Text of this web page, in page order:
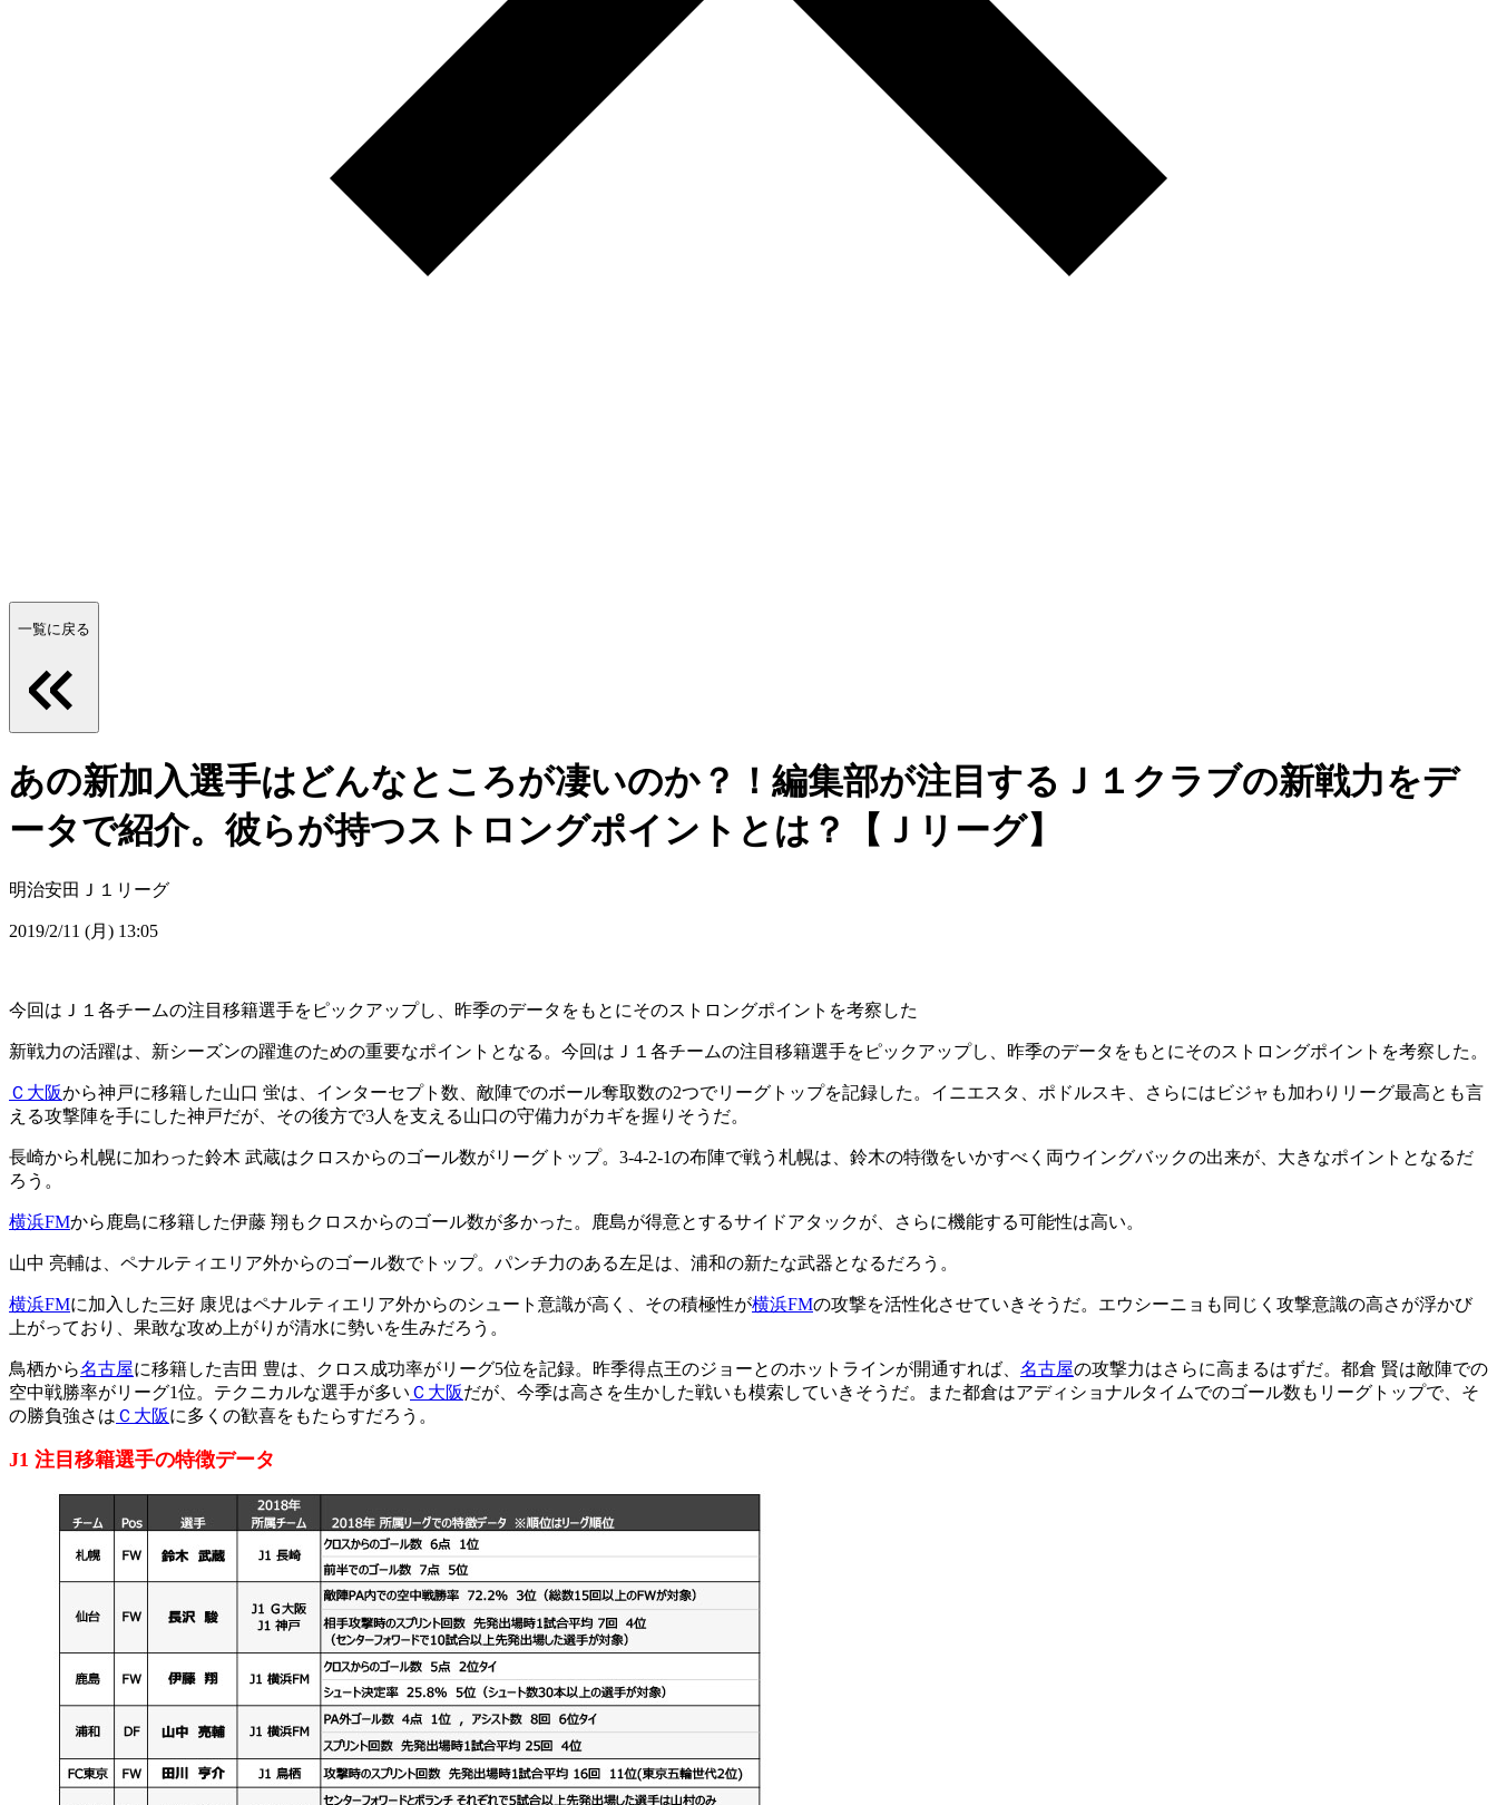
一覧に戻る
あの新加入選手はどんなところが凄いのか？！編集部が注目するＪ１クラブの新戦力をデ
ータで紹介。彼らが持つストロングポイントとは？【Ｊリーグ】
明治安田Ｊ１リーグ
2019/2/11 (月) 13:05
今回はＪ１各チームの注目移籍選手をピックアップし、昨季のデータをもとにそのストロングポイントを考察した
新戦力の活躍は、新シーズンの躍進のための重要なポイントとなる。今回はＪ１各チームの注目移籍選手をピックアップし、昨季のデータをもとにそのストロングポイントを考察した。
Ｃ大阪から神戸に移籍した山口 蛍は、インターセプト数、敵陣でのボール奪取数の2つでリーグトップを記録した。イニエスタ、ポドルスキ、さらにはビジャも加わりリーグ最高とも言
える攻撃陣を手にした神戸だが、その後方で3人を支える山口の守備力がカギを握りそうだ。
長崎から札幌に加わった鈴木 武蔵はクロスからのゴール数がリーグトップ。3-4-2-1の布陣で戦う札幌は、鈴木の特徴をいかすべく両ウイングバックの出来が、大きなポイントとなるだ
ろう。
横浜FMから鹿島に移籍した伊藤 翔もクロスからのゴール数が多かった。鹿島が得意とするサイドアタックが、さらに機能する可能性は高い。
山中 亮輔は、ペナルティエリア外からのゴール数でトップ。パンチ力のある左足は、浦和の新たな武器となるだろう。
横浜FMに加入した三好 康児はペナルティエリア外からのシュート意識が高く、その積極性が横浜FMの攻撃を活性化させていきそうだ。エウシーニョも同じく攻撃意識の高さが浮かび
上がっており、果敢な攻め上がりが清水に勢いを生みだろう。
鳥栖から名古屋に移籍した吉田 豊は、クロス成功率がリーグ5位を記録。昨季得点王のジョーとのホットラインが開通すれば、 名古屋の攻撃力はさらに高まるはずだ。都倉 賢は敵陣での
空中戦勝率がリーグ1位。テクニカルな選手が多い Ｃ大阪だが、今季は高さを生かした戦いも模索していきそうだ。また都倉はアディショナルタイムでのゴール数もリーグトップで、そ
の勝負強さは Ｃ大阪に多くの歓喜をもたらすだろう。
J1 注目移籍選手の特徴データ